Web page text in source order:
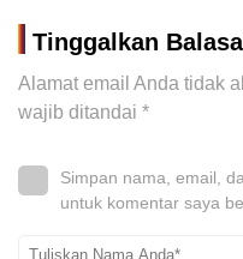
Tinggalkan
Alamat email Anda tidak
wajib ditandai *
Simpan nama, email,
untuk komentar saya